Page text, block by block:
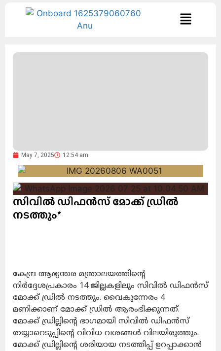
May 7, 2025 12:54 am
സിവിൽ ഡിഫൻസ് മോക്ക് ഡ്രിൽ
നടത്തും*
കേന്ദ്ര ആഭ്യന്തര മന്ത്രാലയത്തിന്റെ
നിർദ്ദേശപ്രകാരം 14 ജില്ലകളിലും സിവിൽ ഡിഫൻസ്
മോക്ക് ഡ്രിൽ നടത്തും. വൈകുന്നേരം 4
മണിക്കാണ് മോക്ക് ഡ്രിൽ ആരംഭിക്കുന്നത്.
മോക്ക് ഡ്രില്ലിന്റെ ഭാഗമായി സിവിൽ ഡിഫൻസ്
തയ്യാറെടുപ്പിന്റെ വിവിധ വശങ്ങൾ വിലയിരുത്തും.
മോക്ക് ഡ്രില്ലിന്റെ ശരിയായ നടത്തിപ്പ് ഉറപ്പാക്കാൻ